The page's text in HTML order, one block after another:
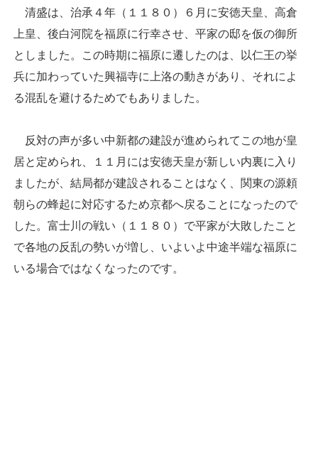
清盛は、治承４年（１１８０）６月に安徳天皇、高倉
上皇、後白河院を福原に行幸させ、平家の邸を仮の御所
としました。この時期に福原に遷したのは、以仁王の挙
兵に加わっていた興福寺に上洛の動きがあり、それによ
る混乱を避けるためでもありました。
反対の声が多い中新都の建設が進められてこの地が皇
居と定められ、１１月には安徳天皇が新しい内裏に入り
ましたが、結局都が建設されることはなく、関東の源頼
朝らの蜂起に対応するため京都へ戻ることになったので
した。富士川の戦い（１１８０）で平家が大敗したこと
で各地の反乱の勢いが増し、いよいよ中途半端な福原に
いる場合ではなくなったのです。